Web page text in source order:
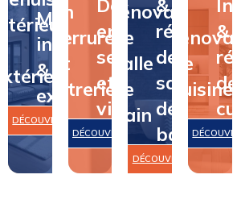
Menuiserie
intérieure
&
extérieure
DÉCOUVRIR
Dépannage
en
serrurerie
et
vitrerie
en
serrurerie
et
vitrerie
DÉCOUVRIR
&
de
salle
de
bain
rénovation
de
salle
de
bain
DÉCOUVRIR
&
de
de
cuisine